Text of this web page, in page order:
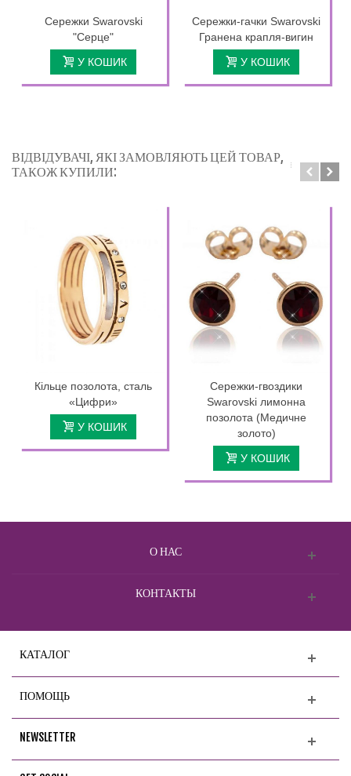
Сережки Swarovski
"Серце"
У КОШИК
Сережки-гачки Swarovski
Гранена крапля-вигин
У КОШИК
ВІДВІДУВАЧІ, ЯКІ ЗАМОВЛЯЮТЬ ЦЕЙ ТОВАР,
ТАКОЖ КУПИЛИ:
Кільце позолота, сталь
«Цифри»
У КОШИК
Сережки-гвоздики
Swarovski лимонна
позолота (Медичне
золото)
У КОШИК
О НАС
КОНТАКТЫ
КАТАЛОГ
ПОМОЩЬ
NEWSLETTER